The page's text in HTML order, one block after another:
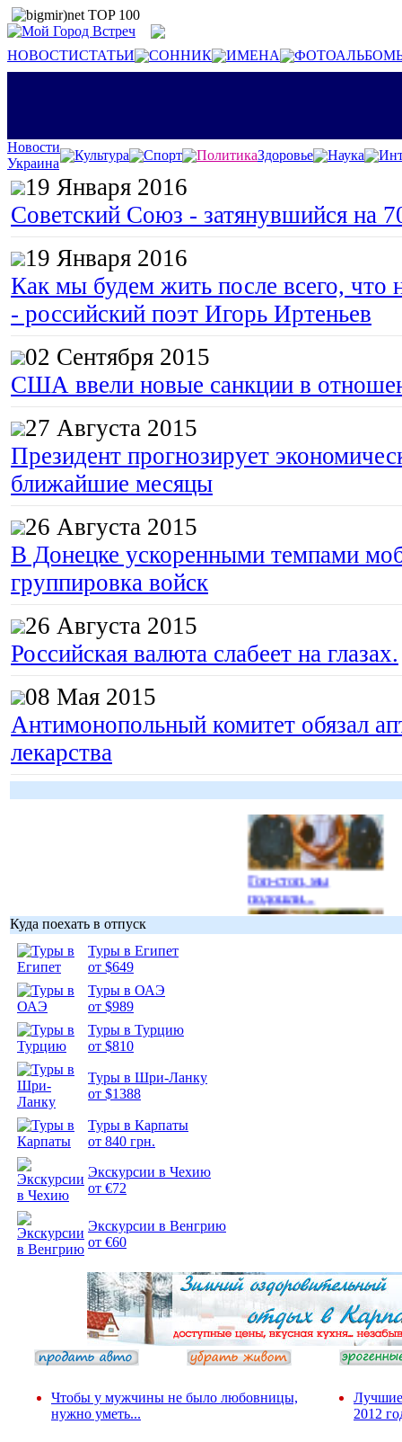
НОВОСТИСТАТЬИ СОННИК ИМЕНА
Новости
Украина
Культура Спорт ПолитикаЗдоровье Наука
19 Января 2016
Советский Союз - затянувшийся на
19 Января 2016
Как мы будем жить после всего, что
- российский поэт Игорь Иртеньев
02 Сентября 2015
США ввели новые санкции в
27 Августа 2015
Президент прогнозирует
ближайшие месяцы
26 Августа 2015
В Донецке ускоренными темпами
группировка войск
26 Августа 2015
Российская валюта слабеет на глазах.
08 Мая 2015
Антимонопольный комитет обязал
лекарства
Гоп-стоп, мы
подошли...
Куда поехать в отпуск
Туры в Египет
от $649
Туры в ОАЭ
от $989
Туры в Турцию
от $810
Туры в Шри-Ланку
от $1388
Туры в Карпаты
от 840 грн.
Экскурсии в Чехию
от €72
Экскурсии в Венгрию
от €60
Чтобы у мужчины не было любовницы,
нужно уметь...
Лучшие
2012